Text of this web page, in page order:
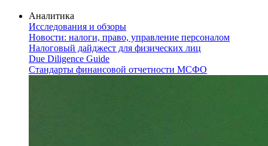
Аналитика
Исследования и обзоры
Новости: налоги, право, управление персоналом
Налоговый дайджест для физических лиц
Due Diligence Guide
Стандарты финансовой отчетности МСФО